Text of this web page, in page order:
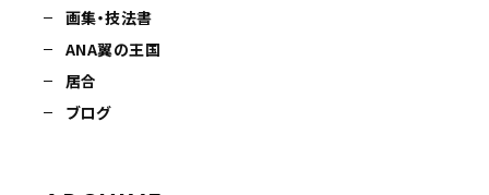
画集・技法書
ANA翼の王国
居合
ブログ